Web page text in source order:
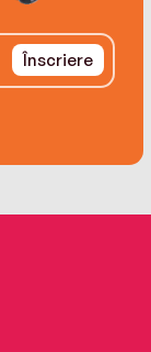
Înscriere